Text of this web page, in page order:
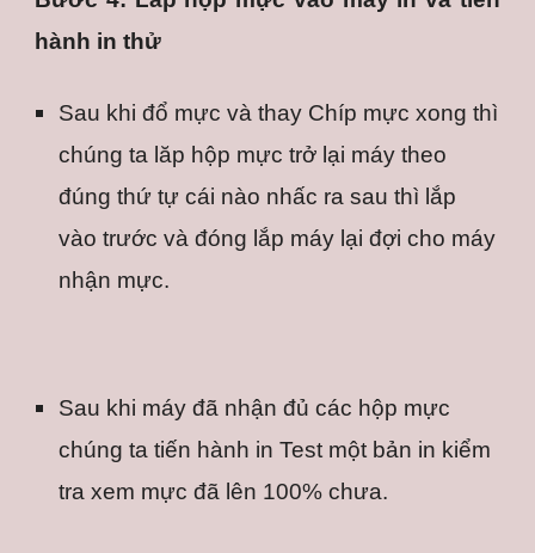
hành in thử
Sau khi đổ mực và thay Chíp mực xong thì
chúng ta lăp hộp mực trở lại máy theo
đúng thứ tự cái nào nhấc ra sau thì lắp
vào trước và đóng lắp máy lại đợi cho máy
nhận mực.
Sau khi máy đã nhận đủ các hộp mực
chúng ta tiến hành in Test một bản in kiểm
tra xem mực đã lên 100% chưa.